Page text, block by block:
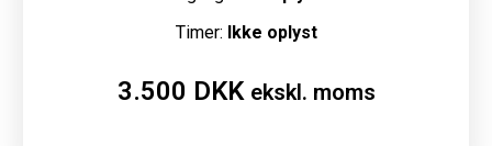
Timer: Ikke oplyst
3.500 DKK ekskl. moms